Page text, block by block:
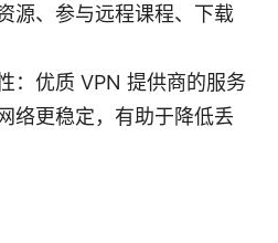
源、参与远程课程、下载
：优质 VPN 提供商的服务
络更稳定，有助于降低丢